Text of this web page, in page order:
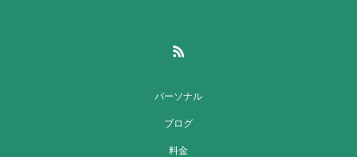
パーソナル
ブログ
料金